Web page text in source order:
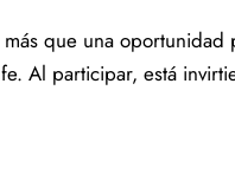
que una oportunidad
Al participar, está